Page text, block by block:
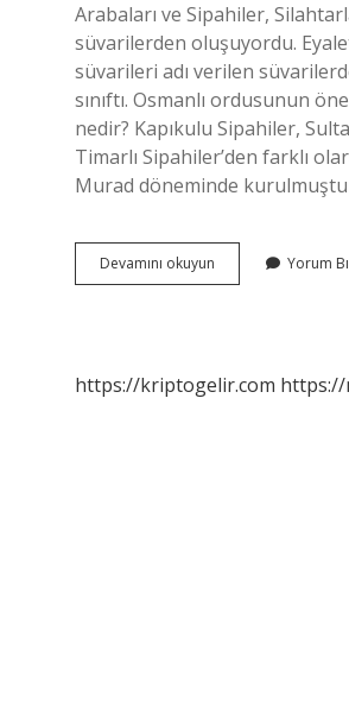
Arabaları ve Sipahiler,
süvarilerden oluşuyordu.
süvarileri adı verilen
sınıftı. Osmanlı ordusunun
nedir? Kapıkulu Sipahiler,
Timarlı Sipahiler’den farklı
Murad döneminde
Devamını okuyun Kapıkulu
Askerleri
Yorum
https://kriptogelir.com